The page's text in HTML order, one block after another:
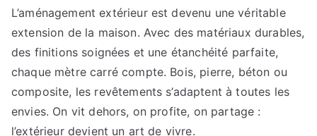
L’aménagement extérieur est devenu une véritable
extension de la maison. Avec des matériaux durables,
des finitions soignées et une étanchéité parfaite,
chaque mètre carré compte. Bois, pierre, béton ou
composite, les revêtements s’adaptent à toutes les
envies. On vit dehors, on profite, on partage :
l’extérieur devient un art de vivre.